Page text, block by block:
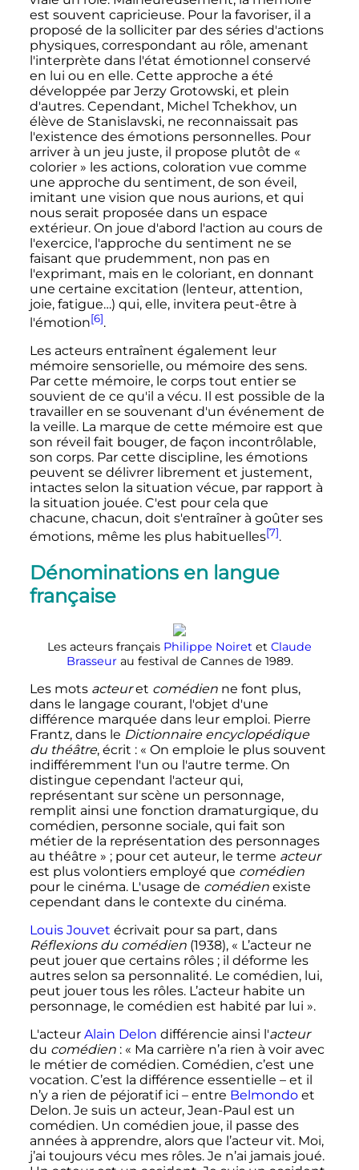
est souvent capricieuse. Pour la favoriser, il a
proposé de la solliciter par des séries d'actions
physiques, correspondant au rôle, amenant
l'interprète dans l'état émotionnel conservé
en lui ou en elle. Cette approche a été
développée par Jerzy Grotowski, et plein
d'autres. Cependant, Michel Tchekhov, un
élève de Stanislavski, ne reconnaissait pas
l'existence des émotions personnelles. Pour
arriver à un jeu juste, il propose plutôt de «
colorier » les actions, coloration vue comme
une approche du sentiment, de son éveil,
imitant une vision que nous aurions, et qui
nous serait proposée dans un espace
extérieur. On joue d'abord l'action au cours de
l'exercice, l'approche du sentiment ne se
faisant que prudemment, non pas en
l'exprimant, mais en le coloriant, en donnant
une certaine excitation (lenteur, attention,
joie, fatigue…) qui, elle, invitera peut-être à
l'émotion[6].
Les acteurs entraînent également leur
mémoire sensorielle, ou mémoire des sens.
Par cette mémoire, le corps tout entier se
souvient de ce qu'il a vécu. Il est possible de la
travailler en se souvenant d'un événement de
la veille. La marque de cette mémoire est que
son réveil fait bouger, de façon incontrôlable,
son corps. Par cette discipline, les émotions
peuvent se délivrer librement et justement,
intactes selon la situation vécue, par rapport à
la situation jouée. C'est pour cela que
chacune, chacun, doit s'entraîner à goûter ses
émotions, même les plus habituelles[7].
Dénominations en langue
française
Les acteurs français Philippe Noiret et Claude
Brasseurau festival de Cannes de 1989.
Les mots acteuret comédienne font plus,
dans le langage courant, l'objet d'une
différence marquée dans leur emploi. Pierre
Frantz, dans le Dictionnaire encyclopédique
du théâtre, écrit : « On emploie le plus souvent
indifféremment l'un ou l'autre terme. On
distingue cependant l'acteur qui,
représentant sur scène un personnage,
remplit ainsi une fonction dramaturgique, du
comédien, personne sociale, qui fait son
métier de la représentation des personnages
au théâtre » ; pour cet auteur, le terme acteur
est plus volontiers employé que comédien
pour le cinéma. L'usage de comédienexiste
cependant dans le contexte du cinéma.
Louis Jouvet écrivait pour sa part, dans
Réflexions du comédien(1938), « L’acteur ne
peut jouer que certains rôles ; il déforme les
autres selon sa personnalité. Le comédien, lui,
peut jouer tous les rôles. L’acteur habite un
personnage, le comédien est habité par lui ».
L'acteur Alain Delon différencie ainsi l'acteur
du comédien : « Ma carrière n’a rien à voir avec
le métier de comédien. Comédien, c’est une
vocation. C’est la différence essentielle – et il
n’y a rien de péjoratif ici – entre Belmondoet
Delon. Je suis un acteur, Jean-Paul est un
comédien. Un comédien joue, il passe des
années à apprendre, alors que l’acteur vit. Moi,
j’ai toujours vécu mes rôles. Je n’ai jamais joué.